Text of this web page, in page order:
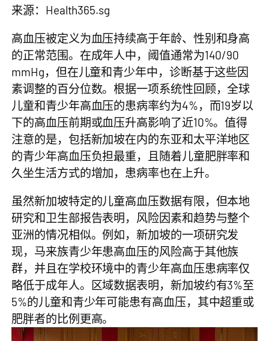
来源：Health365.sg
高血压被定义为血压持续高于年龄、性别和身高
的正常范围。在成年人中，阈值通常为140/90
mmHg，但在儿童和青少年中，诊断基于这些因
素调整的百分位数。根据一项系统性回顾，全球
儿童和青少年高血压的患病率约为4%，而19岁以
下的高血压前期或血压升高影响了近10%。值得
注意的是，包括新加坡在内的东亚和太平洋地区
的青少年高血压负担最重，且随着儿童肥胖率和
久坐生活方式的增加，患病率也在上升。
虽然新加坡特定的儿童高血压数据有限，但本地
研究和卫生部报告表明，风险因素和趋势与整个
亚洲的情况相似。例如，新加坡的一项研究发
现，马来族青少年患高血压的风险高于其他族
群，并且在学校环境中的青少年高血压患病率仅
略低于成年人。区域数据表明，新加坡约有3%至
5%的儿童和青少年可能患有高血压，其中超重或
肥胖者的比例更高。